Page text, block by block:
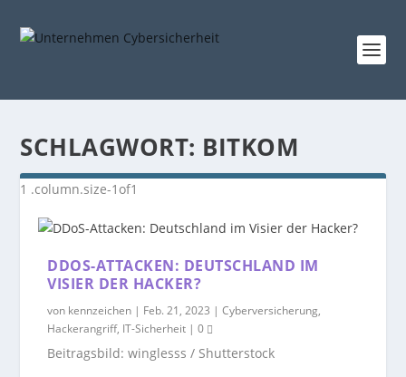
SCHLAGWORT: BITKOM
DDOS-ATTACKEN: DEUTSCHLAND IM
VISIER DER HACKER?
von kennzeichen | Feb. 21, 2023 |Cyberversicherung,
Hackerangriff, IT-Sicherheit |0
Beitragsbild: winglesss / Shutterstock